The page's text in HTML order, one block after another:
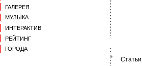
ГАЛЕРЕЯ
МУЗЫКА
ИНТЕРАКТИВ
РЕЙТИНГ
ГОРОДА
Статьи